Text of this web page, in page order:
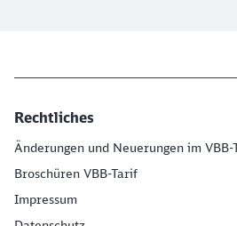
Rechtliches
Änderungen und Neuerungen im VBB-
Broschüren VBB-Tarif
Impressum